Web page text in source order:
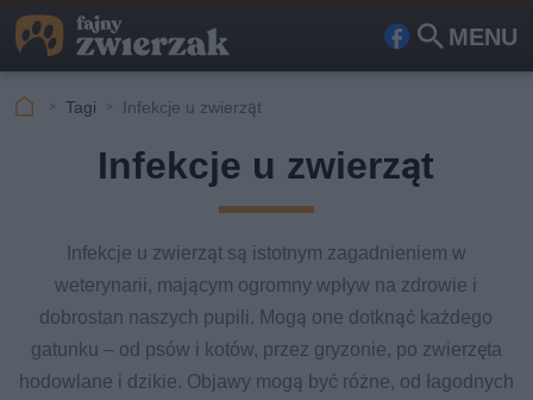
MENU
Fa Szu
Tagi Infekcje u zwierząt
Infekcje u zwierząt
Infekcje u zwierząt są istotnym zagadnieniem w
weterynarii, mającym ogromny wpływ na zdrowie i
dobrostan naszych pupili. Mogą one dotknąć każdego
gatunku – od psów i kotów, przez gryzonie, po zwierzęta
hodowlane i dzikie. Objawy mogą być różne, od łagodnych